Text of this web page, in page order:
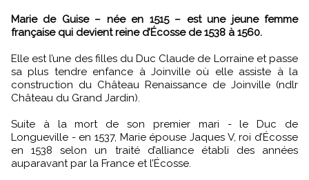
Marie de Guise – née en 1515 – est une jeune femme
française qui devient reine d’Écosse de 1538 à 1560.
Elle est l’une des filles du Duc Claude de Lorraine et passe
sa plus tendre enfance à Joinville où elle assiste à la
construction du Château Renaissance de Joinville (ndlr
Château du Grand Jardin).
Suite à la mort de son premier mari - le Duc de
Longueville - en 1537, Marie épouse Jaques V, roi d’Écosse
en 1538 selon un traité d’alliance établi des années
auparavant par la France et l’Écosse.